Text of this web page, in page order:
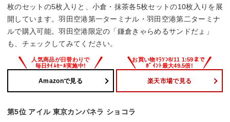
枚のセットの5枚入りと、小倉・抹茶各5枚セットの10枚入りを展
開しています。羽田空港第一ターミナル・羽田空港第二ターミナ
ルで購入可能。羽田空港限定の「鎌倉きゃらめるサンドだょ」
も、チェックしてみてください。
Amazonで見る 楽天市場で見る
第5位 アイル 東京カンパネラ ショコラ